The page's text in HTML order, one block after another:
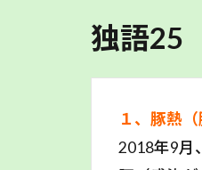
独語25
１、豚熱
2018年9月